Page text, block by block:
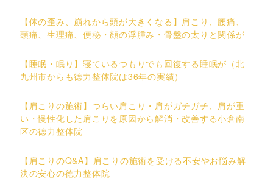
【体の歪み、崩れから頭が大きくなる】肩こり、腰痛、
頭痛、生理痛、便秘・顔の浮腫み・骨盤の太りと関係が
【睡眠・眠り】寝ているつもりでも回復する睡眠が（北
九州市からも徳力整体院は36年の実績）
【肩こりの施術】つらい肩こり・肩がガチガチ、肩が重
い・慢性化した肩こりを原因から解消・改善する小倉南
区の徳力整体院
【肩こりのQ&A】肩こりの施術を受ける不安やお悩み解
決の安心の徳力整体院